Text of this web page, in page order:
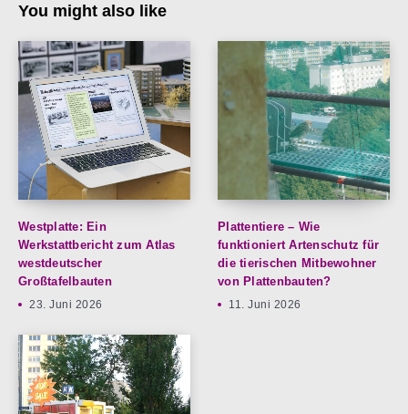
You might also like
Westplatte: Ein
Werkstattbericht zum Atlas
westdeutscher
Großtafelbauten
23. Juni 2026
Plattentiere – Wie
funktioniert Artenschutz für
die tierischen Mitbewohner
von Plattenbauten?
11. Juni 2026